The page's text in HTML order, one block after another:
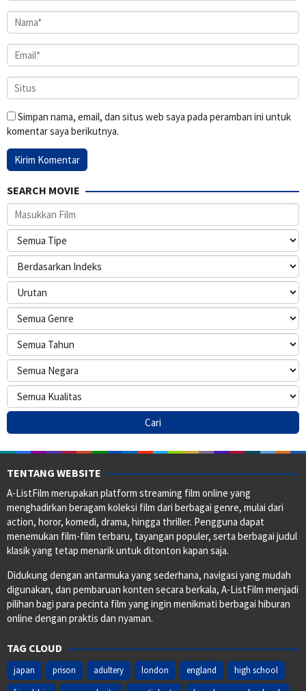
Simpan nama, email, dan situs web saya pada peramban ini untuk
komentar saya berikutnya.
SEARCH MOVIE
TENTANG WEBSITE
A-ListFilm merupakan platform streaming film online yang
menghadirkan beragam koleksi film dari berbagai genre, mulai dari
action, horor, komedi, drama, hingga thriller. Pengguna dapat
menemukan film-film terbaru, tayangan populer, serta berbagai judul
klasik yang tetap menarik untuk ditonton kapan saja.
Didukung dengan antarmuka yang sederhana, navigasi yang mudah
digunakan, dan pembaruan konten secara berkala, A-ListFilm menjadi
pilihan bagi para pecinta film yang ingin menikmati berbagai hiburan
online dengan praktis dan nyaman.
TAG CLOUD
japan prison adultery london england
high school